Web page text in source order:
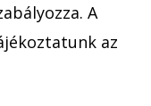
A
az